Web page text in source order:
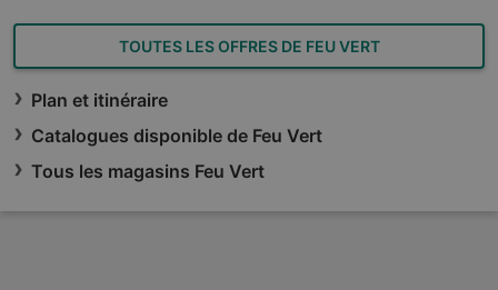
TOUTES LES OFFRES DE FEU VERT
Plan et itinéraire
Catalogues disponible de Feu Vert
Tous les magasins Feu Vert